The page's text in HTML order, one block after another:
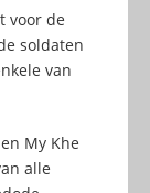
voor de
soldaten
van
My Khe
alle